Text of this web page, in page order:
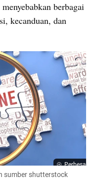
berbagai
kecanduan, dan
Perbesar
sumber shutterstock